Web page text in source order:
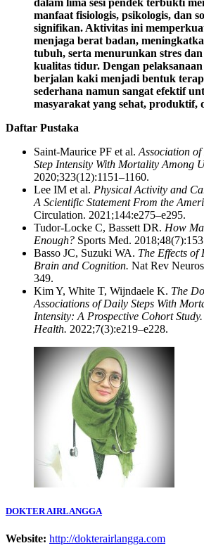
manfaat fisiologis, psikologis, dan
signifikan. Aktivitas ini
menjaga berat badan,
tubuh, serta menurunkan stres
kualitas tidur. Dengan
berjalan kaki menjadi bentuk
sederhana namun sangat efektif
masyarakat yang sehat, produktif,
Daftar Pustaka
Saint-Maurice PF et al. Association
Step Intensity With Mortality Among
2020;323(12):1151–1160.
Lee IM et al. Physical Activity and
A Scientific Statement From the
Circulation. 2021;144:e275–e295.
Tudor-Locke C, Bassett DR. How
Enough? Sports Med.
Basso JC, Suzuki WA. The Effects of
Brain and Cognition. Nat Rev
349.
Kim Y, White T, Wijndaele K. The
Associations of Daily Steps With
Intensity: A Prospective Cohort Study.
Health. 2022;7(3):e219–e228.
DOKTER AIRLANGGA
Website: http://dokterairlangga.com